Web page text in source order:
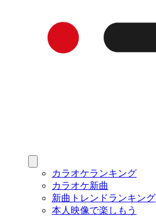
カラオケランキング
カラオケ新曲
新曲トレンドランキング
本人映像で楽しもう